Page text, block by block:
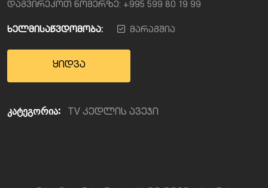
დაგვირეკოთ ნომერზე: +995 599 80 19 99
ხელმისაწვდომობა: მარაგშია
ყიდვა
კატეგორია: TV კედლის ავეჯი